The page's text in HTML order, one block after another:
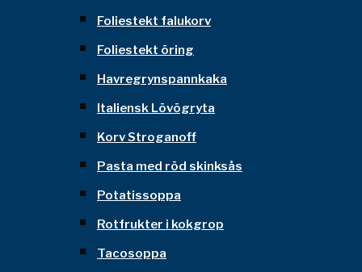
Foliestekt falukorv
Foliestekt öring
Havregrynspannkaka
Italiensk Lövögryta
Korv Stroganoff
Pasta med röd skinksås
Potatissoppa
Rotfrukter i kokgrop
Tacosoppa